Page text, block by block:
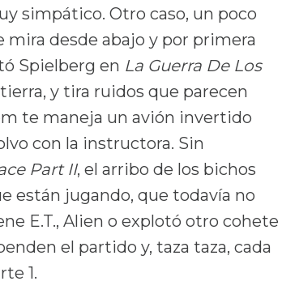
simpático. Otro caso, un poco
mira desde abajo y por primera
Spielberg en La Guerra De Los
y tira ruidos que parecen
te maneja un avión invertido
con la instructora. Sin
Part II, el arribo de los bichos
están jugando, que todavía no
E.T., Alien o explotó otro cohete
el partido y, taza taza, cada
1.